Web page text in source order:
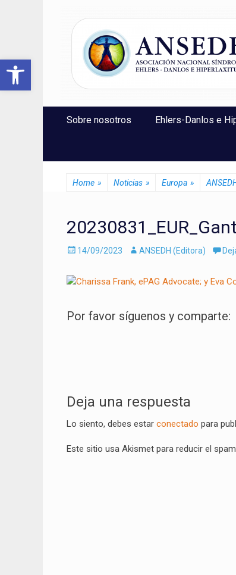
Abrir barra de herramientas
ANSEDH
Menú Principal
Sobre nosotros Ehlers-Danlos e
Home » Noticias » Europa »
Enviado
14/09/2023 AutorANSEDH (Editora)
Por favor síguenos y comparte:
de
entradas
Deja una respuesta
Lo siento, debes estar conectado para
Este sitio usa Akismet para reducir el